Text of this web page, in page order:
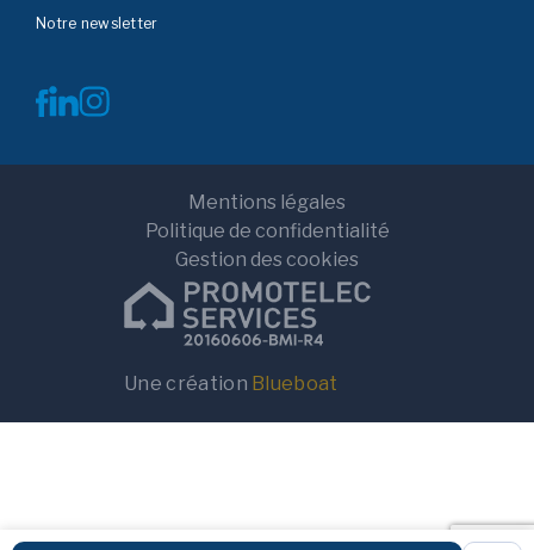
Terrain Terrain+Maison
Localisation
Rayon de recherche
Notre newsletter
Mentions légales
Politique de confidentialité
Gestion des cookies
Une création Blueboat